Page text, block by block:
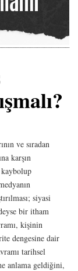
ve sıradan
karşın
kaybolup
siyasi
bir itham
kişinin
dengesine dair
tarihsel
anlama geldiğini,